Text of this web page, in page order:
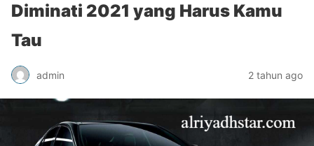
Diminati 2021 yang Harus Kamu
Tau
admin 2 tahun ago